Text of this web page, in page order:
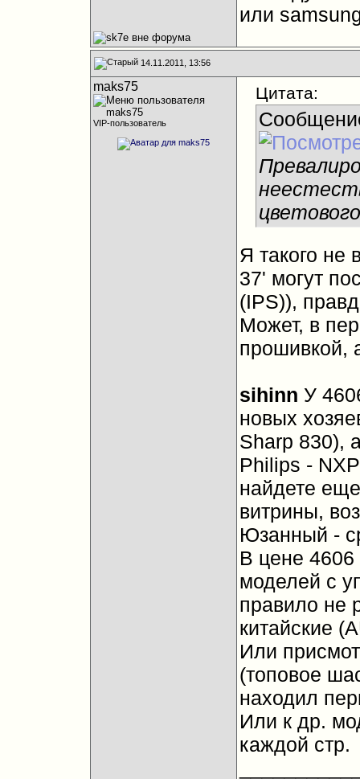
или
14.11.2011, 13:56
maks75
VIP-пользователь
Цитата:
Я такого не
37' могут
(IPS)),
Может, в
прошивкой,
sihinn У
новых
Sharp 830),
Philips -
найдете
витрины,
Юзанный -
В цене 4606
моделей с
правило не
китайские
Или
(топовое
находил
Или к др.
каждой стр.